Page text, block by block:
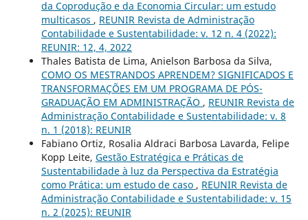
da Coprodução e da Economia Circular: um estudo
multicasos , REUNIR Revista de Administração
Contabilidade e Sustentabilidade: v. 12 n. 4 (2022):
REUNIR: 12, 4, 2022
Thales Batista de Lima, Anielson Barbosa da Silva,
COMO OS MESTRANDOS APRENDEM? SIGNIFICADOS E
TRANSFORMAÇÕES EM UM PROGRAMA DE PÓS-
GRADUAÇÃO EM ADMINISTRAÇÃO , REUNIR Revista de
Administração Contabilidade e Sustentabilidade: v. 8
n. 1 (2018): REUNIR
Fabiano Ortiz, Rosalia Aldraci Barbosa Lavarda, Felipe
Kopp Leite, Gestão Estratégica e Práticas de
Sustentabilidade à luz da Perspectiva da Estratégia
como Prática: um estudo de caso , REUNIR Revista de
Administração Contabilidade e Sustentabilidade: v. 15
n. 2 (2025): REUNIR